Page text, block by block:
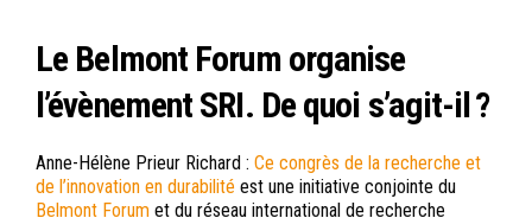
Le Belmont Forum organise
l’évènement SRI. De quoi s’agit-il ?
Anne-Hélène Prieur Richard : Ce congrès de la recherche et
de l’innovation en durabilité est une initiative conjointe du
Belmont Forum et du réseau international de recherche